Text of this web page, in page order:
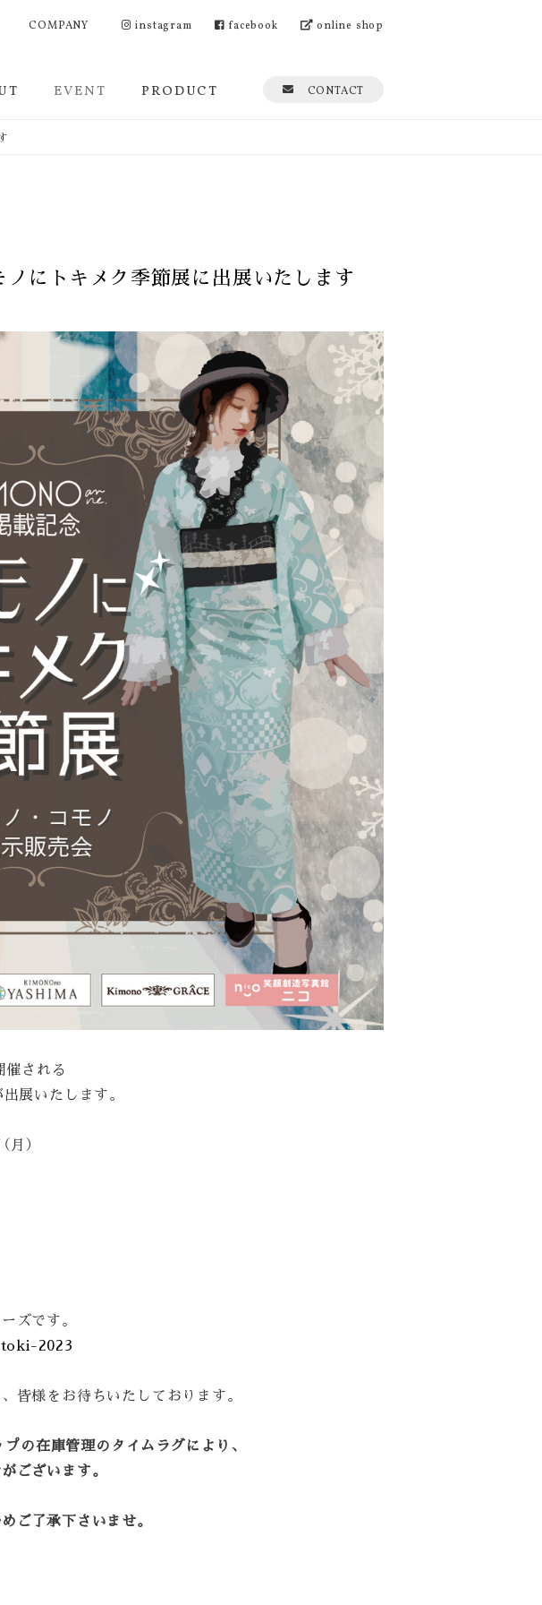
EVENT PRODUCT
COMPANY instagram facebook online shop
CONTACT
トキメク季節展に出展いたします
される
展いたします。
）
ズです。
2023
皆様をお待ちいたしております。
在庫管理のタイムラグにより、
ございます。
ご了承下さいませ。